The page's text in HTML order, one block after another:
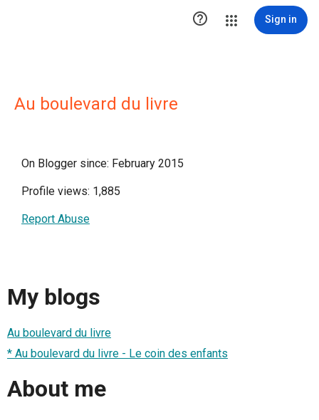
 Sign in
Au boulevard du livre
On Blogger since: February 2015
Profile views: 1,885
Report Abuse
My blogs
Au boulevard du livre
* Au boulevard du livre - Le coin des enfants
About me